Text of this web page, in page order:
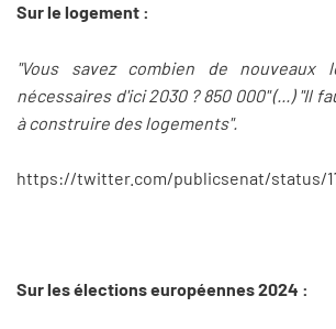
Sur le logement :
"Vous savez combien de nouveaux
nécessaires d'ici 2030 ? 850 000" (...) "Il
à construire des logements".
https://twitter.com/publicsenat/status/
Sur les élections européennes 2024 :